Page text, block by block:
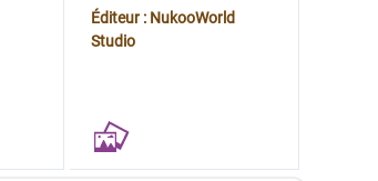
Éditeur : NukooWorld
Studio